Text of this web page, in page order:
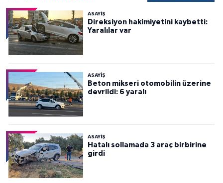
ASAYİŞ
Direksiyon hakimiyetini kaybetti:
Yaralılar var
ASAYİŞ
Beton mikseri otomobilin üzerine
devrildi: 6 yaralı
ASAYİŞ
Hatalı sollamada 3 araç birbirine
girdi